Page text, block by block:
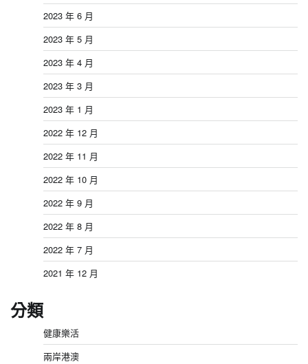
2023 年 6 月
2023 年 5 月
2023 年 4 月
2023 年 3 月
2023 年 1 月
2022 年 12 月
2022 年 11 月
2022 年 10 月
2022 年 9 月
2022 年 8 月
2022 年 7 月
2021 年 12 月
分類
健康樂活
兩岸港澳